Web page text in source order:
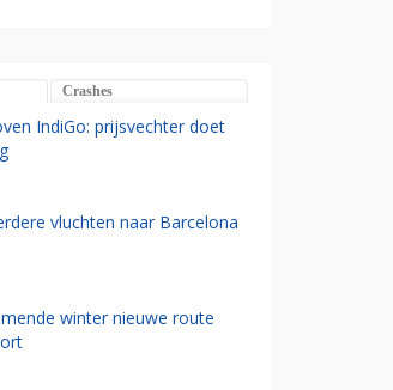
Crashes
IndiGo: prijsvechter doet
vluchten naar Barcelona
winter nieuwe route